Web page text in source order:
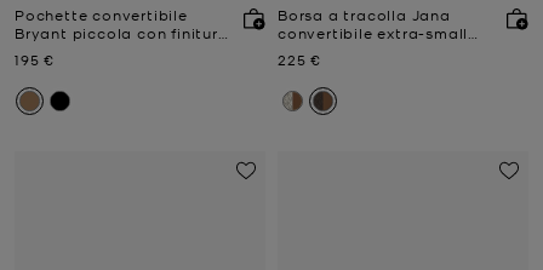
Pochette convertibile
Bryant piccola con finitura
Prezzo attuale
195 €
Borsa a tracolla Jana
convertibile extra-small
Prezzo attuale
225 €